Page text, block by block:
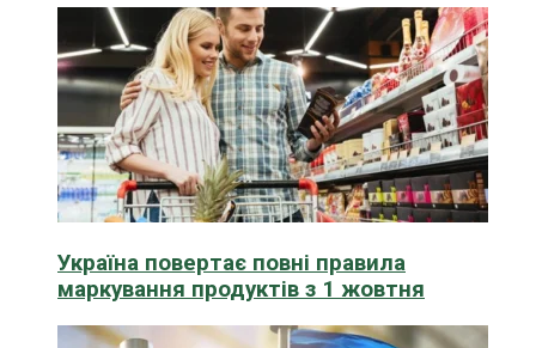
Україна повертає повні правила
маркування продуктів з 1 жовтня